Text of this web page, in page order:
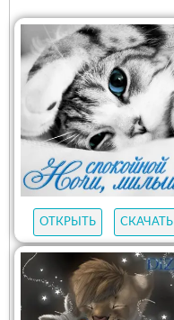
ОТКРЫТЬ СКАЧАТЬ